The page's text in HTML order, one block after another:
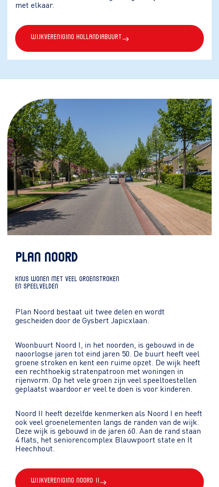
met elkaar.
Wijkvereniging Hollandiabuurt
PLAN NOORD
KNUS WONEN MET VEEL GROENSTROKEN
EN SPEELVELDEN
Plan Noord bestaat uit twee delen en wordt
gescheiden door de Gysbert Japicxlaan.
Woonbuurt Noord I, in het noorden, is gebouwd in de
naoorlogse jaren tot eind jaren 50. De buurt heeft veel
groene stroken en kent een ruime opzet. De wijk heeft
een rechthoekig stratenpatroon met woningen in
rijenvorm. Op het vele groen zijn veel speeltoestellen
geplaatst waardoor er veel te doen is voor kinderen.
Noord II heeft dezelfde kenmerken als Noord I en heeft
ook veel groenelementen langs de randen van de wijk.
Deze wijk is gebouwd in de jaren 60. Aan de rand staan
4 flats, het seniorencomplex Blauwpoort state en It
Heechhout.
Wijkvereniging Noord II